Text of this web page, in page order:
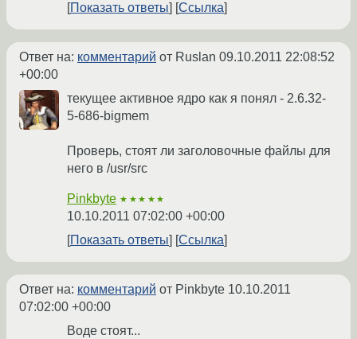
Показать ответы Ссылка
Ответ на: комментарий от Ruslan 09.10.2011 22:08:52
+00:00
текущее активное ядро как я понял - 2.6.32-
5-686-bigmem
Проверь, стоят ли заголовочные файлы для
него в /usr/src
Pinkbyte ★★★★★
10.10.2011 07:02:00 +00:00
Показать ответы
Ссылка
Ответ на: комментарий от Pinkbyte 10.10.2011
07:02:00 +00:00
Воде стоят...